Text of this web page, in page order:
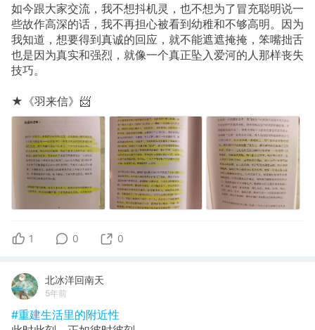
如今跟大家交流，我不想抖机灵，也不想为了冒充聪明说一
些故作高深的话，我不再担心被看到幼稚和不够高明。因为
我知道，想要得到真诚的回应，就不能遮遮掩掩，笨嘴拙舌
也是因为真实和强烈，就像一个真正坠入爱河的人那样丧失
技巧。
★《羽来信》📨
1 0 0
北冰洋回南天
5年前
#重建生活里的附近性